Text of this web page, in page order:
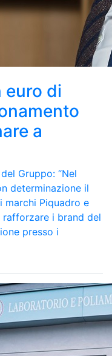
euro di
a
Gruppo: “Nel
determinazione il
marchi Piquadro e
i brand del
presso i